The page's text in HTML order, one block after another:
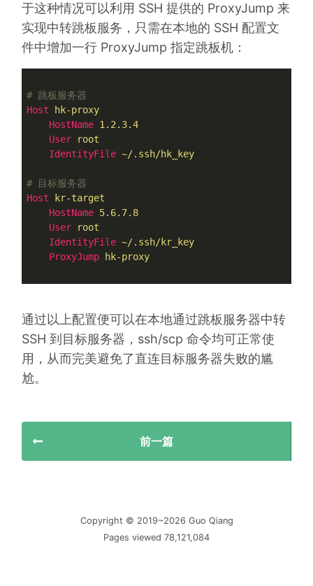
于这种情况可以利用 SSH 提供的 ProxyJump 来
实现中转跳板服务，只需在本地的 SSH 配置文
件中增加一行 ProxyJump 指定跳板机：
# 跳板服务器
Host
hk-proxy
HostName 1.2.3.4
User
root
IdentityFile ~/.ssh/hk_key
# 目标服务器
Host
kr-target
HostName 5.6.7.8
User
root
IdentityFile ~/.ssh/kr_key
ProxyJump
hk-proxy
通过以上配置便可以在本地通过跳板服务器中转
SSH 到目标服务器，ssh/scp 命令均可正常使
用，从而完美避免了直连目标服务器失败的尴
尬。
前一篇
Copyright © 2019~2026 Guo Qiang
Pages viewed 78,121,084